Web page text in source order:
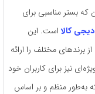
که بستر مناسبی برای
دیجی کالا است. این
برندهای مختلف را ارائه
نیز برای کاربران خود
به‌طور منظم و بر اساس